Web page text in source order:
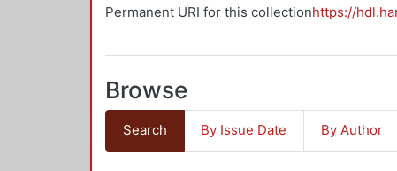
Permanent URI for this collectionhttps://
Browse
Search By Issue Date By Author